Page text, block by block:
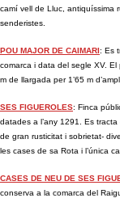
camí vell de Lluc, antiquíssima
senderistes.
POU MAJOR DE CAIMARI: Es
comarca i data del segle XV.
m de llargada per 1’65 m
SES FIGUEROLES: Finca
datades a l’any 1291. Es
de gran rusticitat i sobrietat-
les cases de sa Rota i l’única
CASES DE NEU DE SES
conserva a la comarca del